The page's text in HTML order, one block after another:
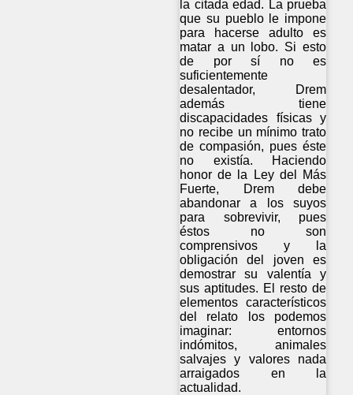
la citada edad. La prueba
que su pueblo le impone
para hacerse adulto es
matar a un lobo. Si esto
de por sí no es
suficientemente
desalentador, Drem
además tiene
discapacidades físicas y
no recibe un mínimo trato
de compasión, pues éste
no existía. Haciendo
honor de la Ley del Más
Fuerte, Drem debe
abandonar a los suyos
para sobrevivir, pues
éstos no son
comprensivos y la
obligación del joven es
demostrar su valentía y
sus aptitudes. El resto de
elementos característicos
del relato los podemos
imaginar: entornos
indómitos, animales
salvajes y valores nada
arraigados en la
actualidad.